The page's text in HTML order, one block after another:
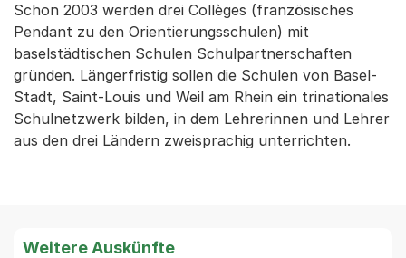
Schon 2003 werden drei Collèges (französisches
Pendant zu den Orientierungsschulen) mit
baselstädtischen Schulen Schulpartnerschaften
gründen. Längerfristig sollen die Schulen von Basel-
Stadt, Saint-Louis und Weil am Rhein ein trinationales
Schulnetzwerk bilden, in dem Lehrerinnen und Lehrer
aus den drei Ländern zweisprachig unterrichten.
Weitere Auskünfte